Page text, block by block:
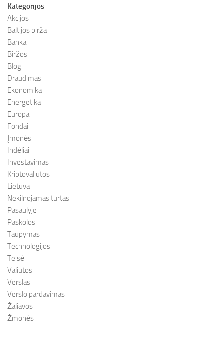
Kategorijos
Akcijos
Baltijos birža
Bankai
Biržos
Blog
Draudimas
Ekonomika
Energetika
Europa
Fondai
Įmonės
Indėliai
Investavimas
Kriptovaliutos
Lietuva
Nekilnojamas turtas
Pasaulyje
Paskolos
Taupymas
Technologijos
Teisė
Valiutos
Verslas
Verslo pardavimas
Žaliavos
Žmonės